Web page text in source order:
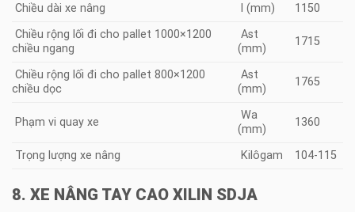
Chiều dài xe nâng
l (mm)
1150
Chiều rộng lối đi cho pallet 1000×1200
chiều ngang
Ast
(mm)
1715
Chiều rộng lối đi cho pallet 800×1200
chiều dọc
Ast
(mm)
1765
Phạm vi quay xe
Wa
(mm)
1360
Trọng lượng xe nâng Kilôgam 104-115
8. XE NÂNG TAY CAO XILIN SDJA